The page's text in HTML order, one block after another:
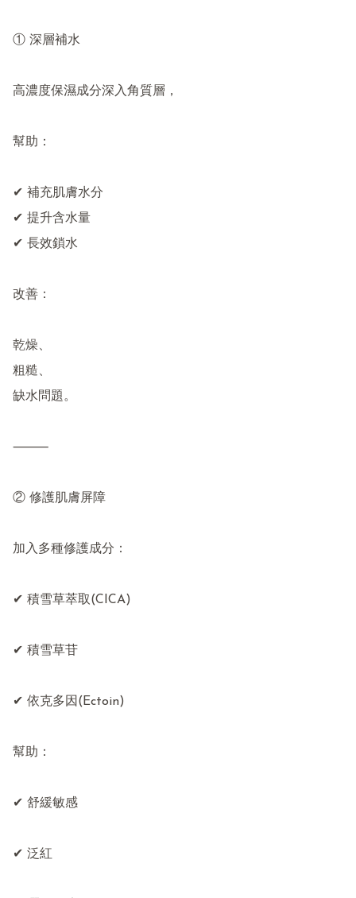
① 深層補水
高濃度保濕成分深入角質層，
幫助：
✔ 補充肌膚水分
✔ 提升含水量
✔ 長效鎖水
改善：
乾燥、
粗糙、
缺水問題。
⸻
② 修護肌膚屏障
加入多種修護成分：
✔ 積雪草萃取(CICA)
✔ 積雪草苷
✔ 依克多因(Ectoin)
幫助：
✔ 舒緩敏感
✔ 泛紅